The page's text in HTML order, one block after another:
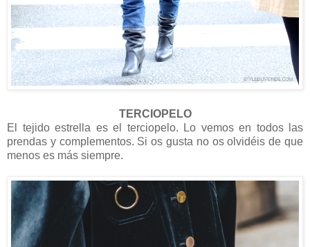
TERCIOPELO
El tejido estrella es el terciopelo. Lo vemos en todos las
prendas y complementos. Si os gusta no os olvidéis de que
menos es más siempre.